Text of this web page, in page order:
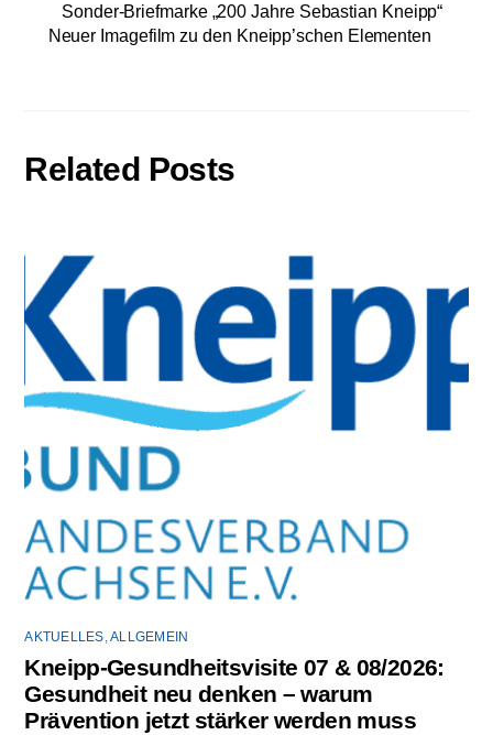
Sonder-Briefmarke „200 Jahre Sebastian Kneipp“
Neuer Imagefilm zu den Kneipp’schen Elementen
Related Posts
AKTUELLES,ALLGEMEIN
Kneipp-Gesundheitsvisite 07 & 08/2026:
Gesundheit neu denken – warum
Prävention jetzt stärker werden muss